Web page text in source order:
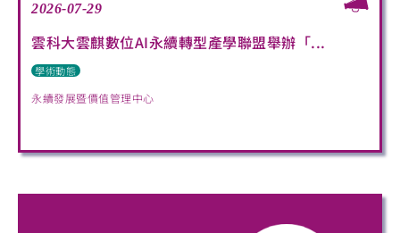
2026-07-29
雲科大雲麒數位AI永續轉型產學聯盟舉辦「...
學術動態
永續發展暨價值管理中心